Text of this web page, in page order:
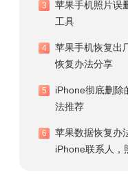
3
苹果手机照片误
工具
4
苹果手机恢复出
恢复办法分享
5
iPhone彻底删除
法推荐
6
苹果数据恢复办
iPhone联系人，